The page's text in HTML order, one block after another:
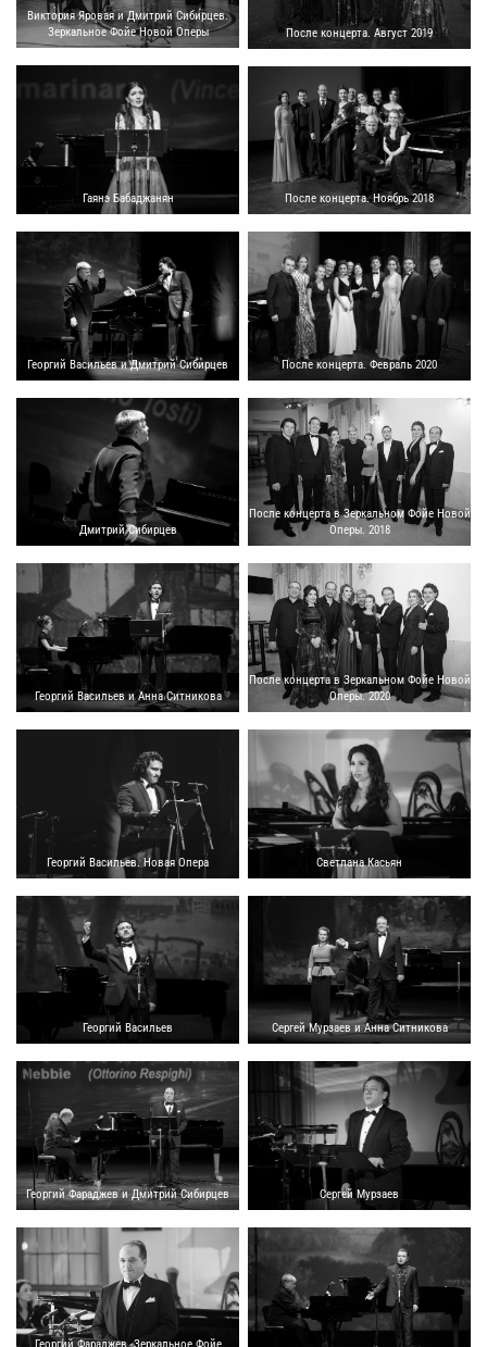
Виктория Яровая и Дмитрий Сибирцев.
Зеркальное Фойе Новой Оперы
Гаянэ Бабаджанян
Георгий Васильев и Дмитрий Сибирцев
Дмитрий Сибирцев
Георгий Васильев и Анна Ситникова
Георгий Васильев. Новая Опера
Георгий Васильев
Георгий Фараджев и Дмитрий Сибирцев
Георгий Фараджев. Зеркальное Фойе
После концерта. Август 2019
После концерта. Ноябрь 2018
После концерта. Февраль 2020
После концерта в Зеркальном Фойе Новой
Оперы. 2018
После концерта в Зеркальном Фойе Новой
Оперы. 2020
Светлана Касьян
Сергей Мурзаев и Анна Ситникова
Сергей Мурзаев